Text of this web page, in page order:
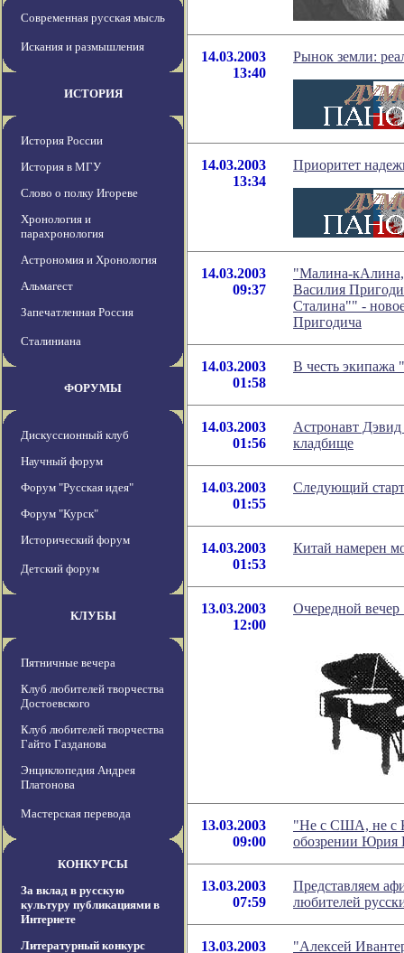
Современная русская мысль
Искания и размышления
ИСТОРИЯ
История России
История в МГУ
Слово о полку Игореве
Хронология и
парахронология
Астрономия и Хронология
Альмагест
Запечатленная Россия
Сталиниана
ФОРУМЫ
Дискуссионный клуб
Научный форум
Форум "Русская идея"
Форум "Курск"
Исторический форум
Детский форум
КЛУБЫ
Пятничные вечера
Клуб любителей творчества
Достоевского
Клуб любителей творчества
Гайто Газданова
Энциклопедия Андрея
Платонова
Мастерская перевода
КОНКУРСЫ
За вклад в русскую
культуру публикациями в
Интернете
Литературный конкурс
14.03.2003
13:40
Рынок земли:
14.03.2003
13:34
Приоритет
14.03.2003
09:37
"Малина-кАлина,
Василия
Сталина"" -
Пригодича
14.03.2003
01:58
В честь экипажа
14.03.2003
01:56
Астронавт
кладбище
14.03.2003
01:55
Следующий старт
14.03.2003
01:53
Китай намерен
13.03.2003
12:00
Очередной вечер
13.03.2003
09:00
"Не с США, не с
обозрении Юрия
13.03.2003
07:59
Представляем
любителей
13.03.2003 "Алексей